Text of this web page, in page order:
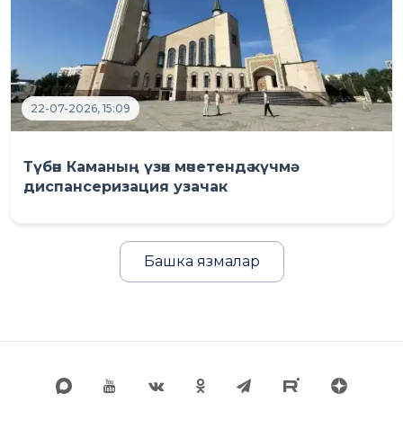
22-07-2026, 15:09
Түбән Каманың үзәк мәчетендә күчмә
диспансеризация узачак
Башка язмалар